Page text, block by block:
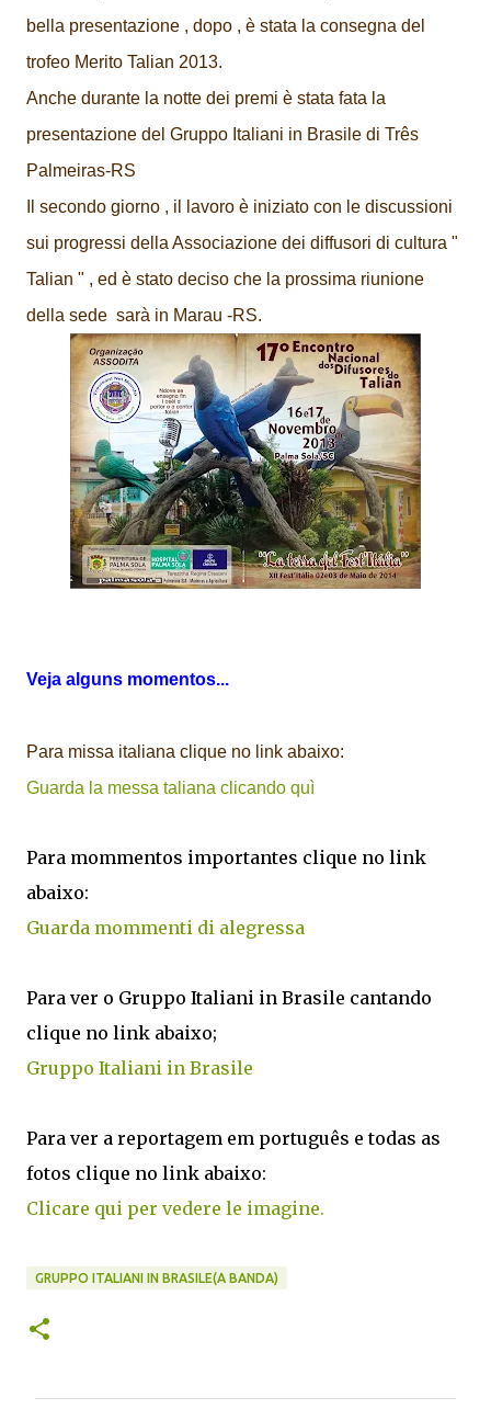
bella presentazione , dopo , è stata la consegna del
trofeo Merito Talian 2013.
Anche durante la notte dei premi è stata fata la
presentazione del Gruppo Italiani in Brasile di Três
Palmeiras-RS
Il secondo giorno , il lavoro è iniziato con le discussioni
sui progressi della Associazione dei diffusori di cultura "
Talian " , ed è stato deciso che la prossima riunione
della sede sarà in Marau -RS.
Veja alguns momentos...
Para missa italiana clique no link abaixo:
Guarda la messa taliana clicando quì
Para mommentos importantes clique no link
abaixo:
Guarda mommenti di alegressa
Para ver o Gruppo Italiani in Brasile cantando
clique no link abaixo;
Gruppo Italiani in Brasile
Para ver a reportagem em português e todas as
fotos clique no link abaixo:
Clicare qui per vedere le imagine.
GRUPPO ITALIANI IN BRASILE(A BANDA)